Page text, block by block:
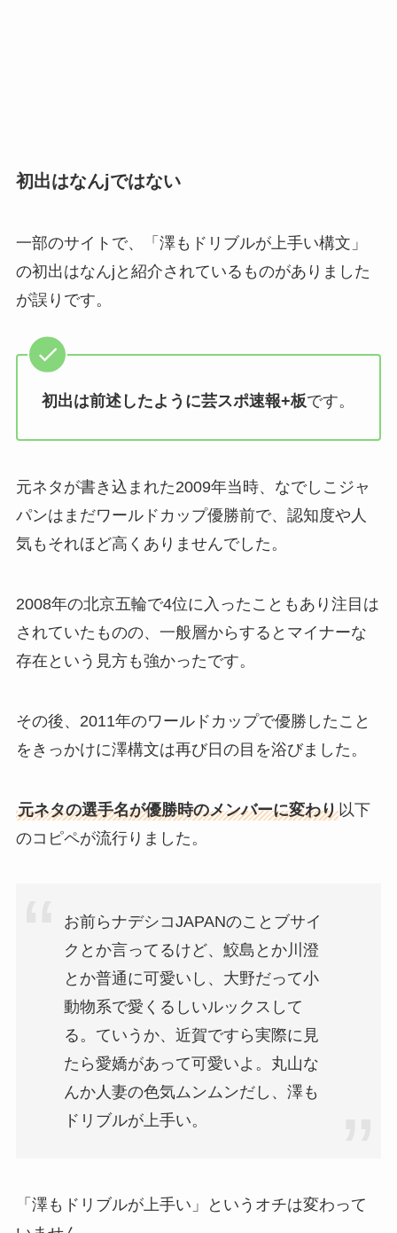
初出はなんjではない
一部のサイトで、「澤もドリブルが上手い構文」
の初出はなんjと紹介されているものがありました
が誤りです。
初出は前述したように芸スポ速報+板です。
元ネタが書き込まれた2009年当時、なでしこジャ
パンはまだワールドカップ優勝前で、認知度や人
気もそれほど高くありませんでした。
2008年の北京五輪で4位に入ったこともあり注目は
されていたものの、一般層からするとマイナーな
存在という見方も強かったです。
その後、2011年のワールドカップで優勝したこと
をきっかけに澤構文は再び日の目を浴びました。
元ネタの選手名が優勝時のメンバーに変わり以下
のコピペが流行りました。
お前らナデシコJAPANのことブサイ
クとか言ってるけど、鮫島とか川澄
とか普通に可愛いし、大野だって小
動物系で愛くるしいルックスして
る。ていうか、近賀ですら実際に見
たら愛嬌があって可愛いよ。丸山な
んか人妻の色気ムンムンだし、澤も
ドリブルが上手い。
「澤もドリブルが上手い」というオチは変わって